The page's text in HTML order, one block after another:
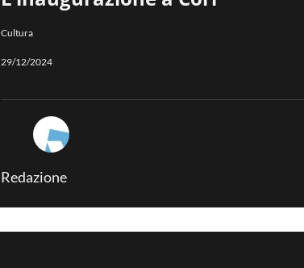
Cultura
29/12/2024
Redazione